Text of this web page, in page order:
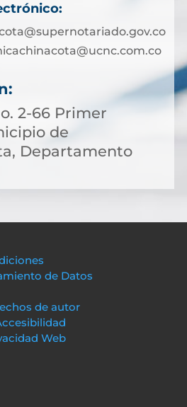
2-66 Primer
de
Departamento
de Datos
de autor
Web